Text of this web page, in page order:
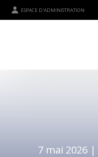
ESPACE D'ADMINISTRATION
7 mai 2026 |